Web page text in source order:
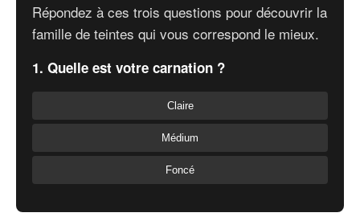
Répondez à ces trois questions pour découvrir la
famille de teintes qui vous correspond le mieux.
1. Quelle est votre carnation ?
Claire
Médium
Foncé